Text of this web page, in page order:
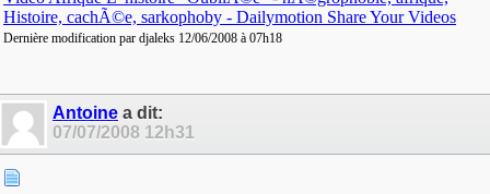
Histoire, cachÃ©e, sarkophoby - Dailymotion Share Your Videos
Dernière modification par djaleks 12/06/2008 à 07h18
Antoine a dit:
07/07/2008 12h31